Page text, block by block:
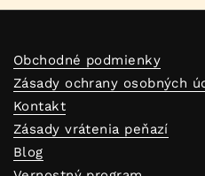
Obchodné podmienky
Zásady ochrany osobných
Kontakt
Zásady vrátenia peňazí
Blog